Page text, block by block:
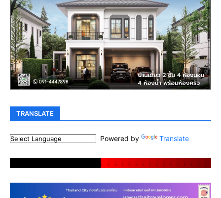
TRANSLATE
Powered by Translate
. . . . . . . . . . . . . . . .